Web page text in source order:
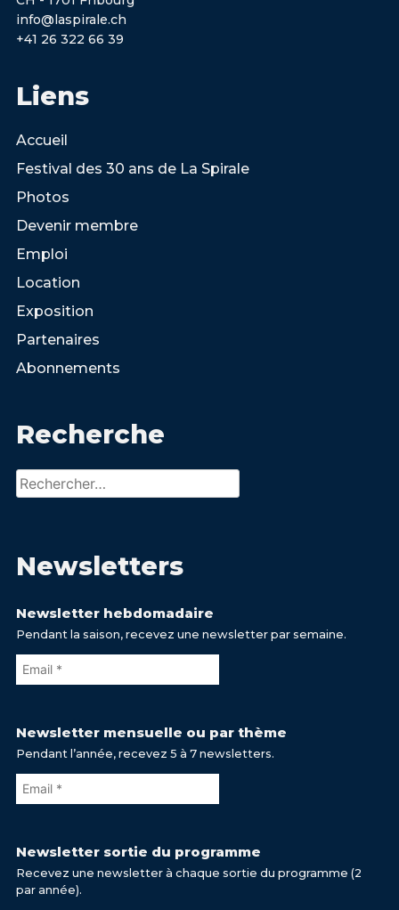
info@laspirale.ch
+41 26 322 66 39
Liens
Accueil
Festival des 30 ans de La Spirale
Photos
Devenir membre
Emploi
Location
Exposition
Partenaires
Abonnements
Recherche
Rechercher :
Newsletters
Newsletter hebdomadaire
Pendant la saison, recevez une newsletter par semaine.
Newsletter mensuelle ou par thème
Pendant l’année, recevez 5 à 7 newsletters.
Newsletter sortie du programme
Recevez une newsletter à chaque sortie du programme (2
par année).